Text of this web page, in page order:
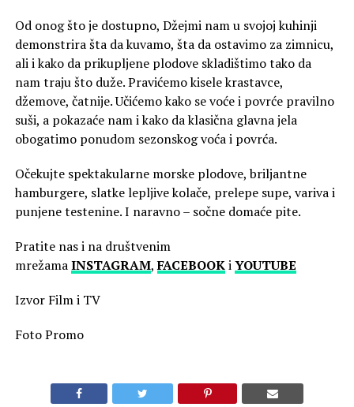
Od onog što je dostupno, Džejmi nam u svojoj kuhinji
demonstrira šta da kuvamo, šta da ostavimo za zimnicu,
ali i kako da prikupljene plodove skladištimo tako da
nam traju što duže. Pravićemo kisele krastavce,
džemove, čatnije. Učićemo kako se voće i povrće pravilno
suši, a pokazaće nam i kako da klasična glavna jela
obogatimo ponudom sezonskog voća i povrća.
Očekujte spektakularne morske plodove, briljantne
hamburgere, slatke lepljive kolače, prelepe supe, variva i
punjene testenine. I naravno – sočne domaće pite.
Pratite nas i na društvenim
mrežamaINSTAGRAM,FACEBOOKiYOUTUBE
Izvor Film i TV
Foto Promo